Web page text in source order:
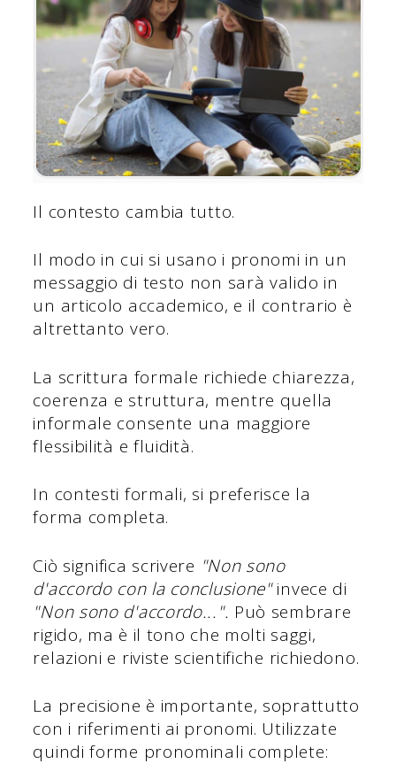
Il contesto cambia tutto.
Il modo in cui si usano i pronomi in un
messaggio di testo non sarà valido in
un articolo accademico, e il contrario è
altrettanto vero.
La scrittura formale richiede chiarezza,
coerenza e struttura, mentre quella
informale consente una maggiore
flessibilità e fluidità.
In contesti formali, si preferisce la
forma completa.
Ciò significa scrivere "Non sono
d'accordo con la conclusione"invece di
"Non sono d'accordo...". Può sembrare
rigido, ma è il tono che molti saggi,
relazioni e riviste scientifiche richiedono.
La precisione è importante, soprattutto
con i riferimenti ai pronomi. Utilizzate
quindi forme pronominali complete: